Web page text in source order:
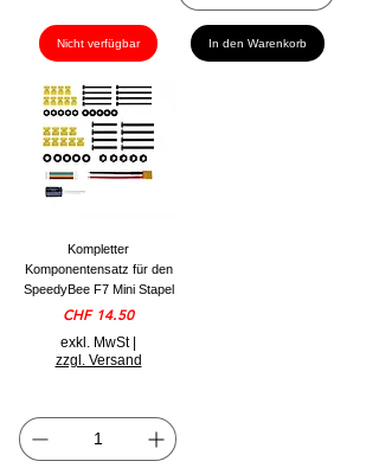
Nicht verfügbar In den Warenkorb
Kompletter
Komponentensatz für den
SpeedyBee F7 Mini Stapel
Preis
CHF 14.50
exkl. MwSt|
zzgl. Versand